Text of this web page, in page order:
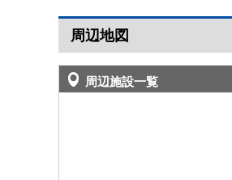
周辺地図
周辺施設一覧